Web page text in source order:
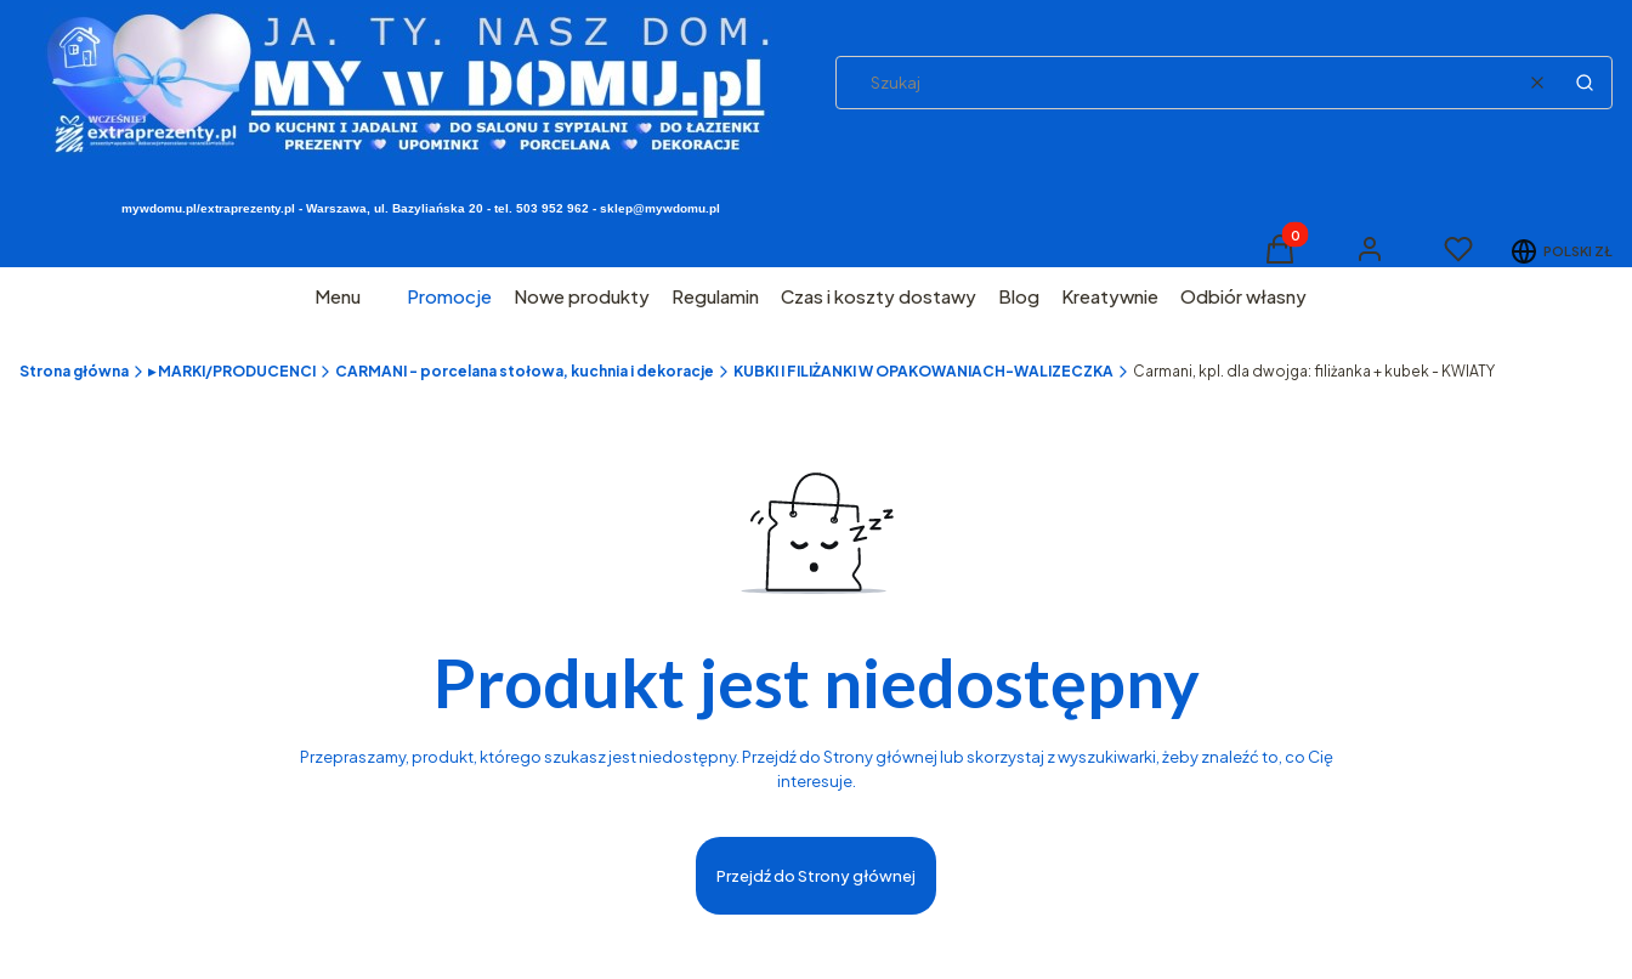
WyczyśćSzukaj
mywdomu.pl/extraprezenty.pl - Warszawa, ul. Bazyliańska 20 - tel. 503 952 962 - sklep@mywdomu.pl
Produkty w koszyku: 0. Zobacz szczegóły
Koszyk Zaloguj się
Ulubione POLSKI ZŁ
Menu Promocje Nowe produkty Regulamin Czas i koszty dostawy Blog Kreatywnie Odbiór własny
Strona główna ▸ MARKI/PRODUCENCI CARMANI - porcelana stołowa, kuchnia i dekoracje KUBKI I FILIŻANKI W OPAKOWANIACH-WALIZECZKA Carmani, kpl. dla dwojga: filiżanka + kubek - KWIATY
Produkt jest niedostępny
Przepraszamy, produkt, którego szukasz jest niedostępny. Przejdź do Strony głównej lub skorzystaj z wyszukiwarki, żeby znaleźć to, co Cię
interesuje.
Przejdź do Strony głównej